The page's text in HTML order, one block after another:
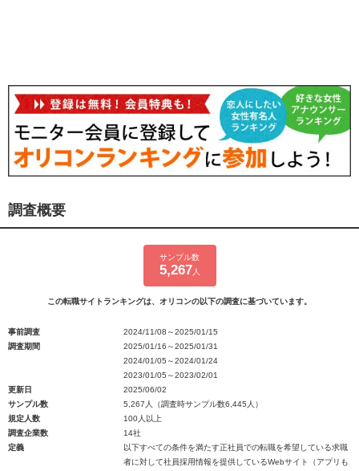
調査概要
サンプル数
5,267 人
この転職サイトランキングは、オリコンの以下の調査に基づいています。
事前調査
2024/11/08～2025/01/15
調査期間
2025/01/16～2025/01/31
2024/01/05～2024/01/24
2023/01/05～2023/02/01
更新日
2025/06/02
サンプル数
5,267人（調査時サンプル数6,445人）
規定人数
100人以上
調査企業数
14社
定義
以下すべての条件を満たす正社員での転職を希望している求職
者に対して社員採用情報を提供しているWebサイト（アプリも